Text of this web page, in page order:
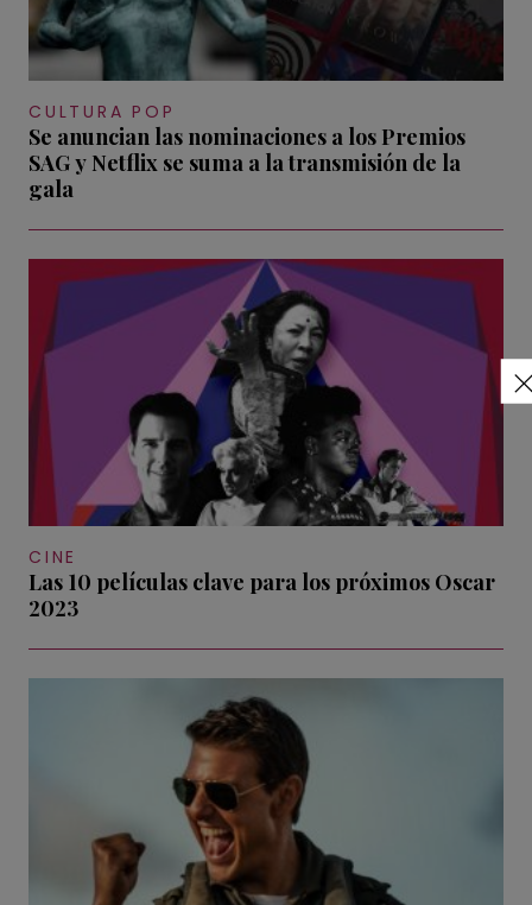
CULTURA POP
Se anuncian las nominaciones a los Premios
SAG y Netflix se suma a la transmisión de la
gala
CINE
Las 10 películas clave para los próximos Oscar
2023